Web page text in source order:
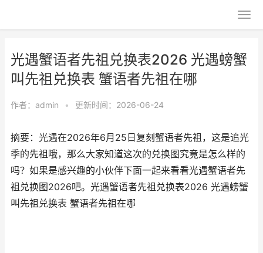
光遇蟹语者先祖兑换表2026 光遇螃蟹
叫先祖兑换表 蟹语者先祖在哪
作者： admin • 更新时间：2026-06-24
摘要：光遇在2026年6月25日复刻蟹语者先祖，这是追光
季的先祖哦，那么大家知道这次的兑换图究竟是怎么样的
吗？如果是感兴趣的小伙伴下面一起来看看光遇蟹语者先
祖兑换图2026吧。光遇蟹语者先祖兑换表2026 光遇螃蟹
叫先祖兑换表 蟹语者先祖在哪